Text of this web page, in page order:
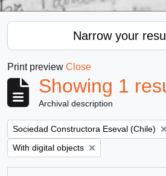
Narrow your
Print preview Close
Showing 1
Archival description
Remove filter:
Sociedad Constructora Eseval (Chile)
Remove filter:
With digital objects